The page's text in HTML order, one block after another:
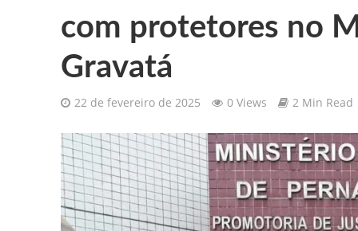
Gilberto Ribeiro celebra chegada
Santa Cruz da Baixa Verde é
PRF resgata 132 aves silvestres
Comunicamos o falecimento de
com protetores no
Gravatá
22 de fevereiro de 2025 0 Views 2 Min Read